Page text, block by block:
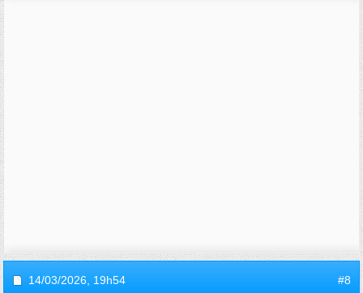
14/03/2026, 19h54 #8